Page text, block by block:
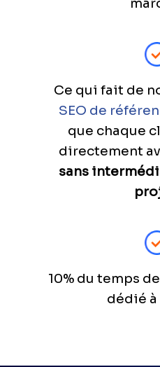
Ce qui fait de
SEO de
que chaque
directement
sans
10% du temps
dédié à